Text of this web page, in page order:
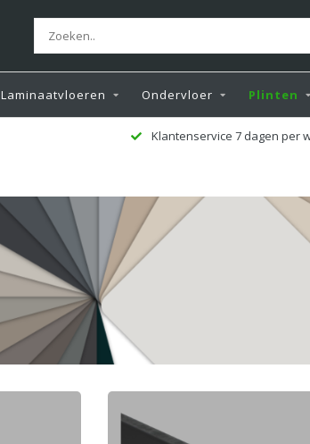
Laminaatvloeren Ondervloer Plinten
Klantenservice 7 dagen per